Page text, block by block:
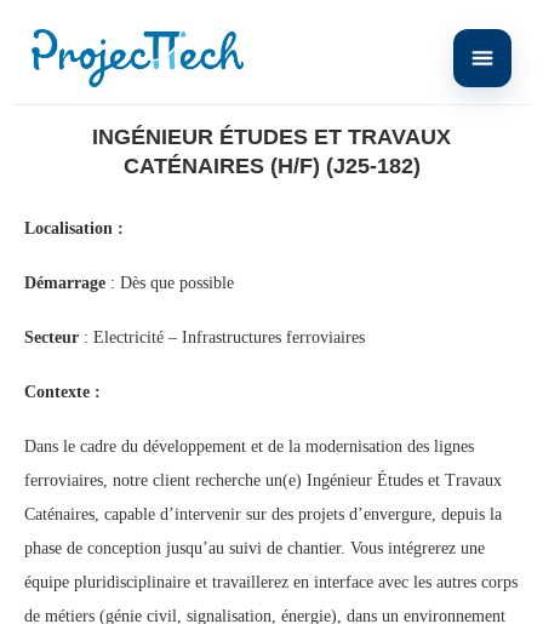
Ingénieur Études et Travaux Caténaires (H/F) (J25-182)
INGÉNIEUR ÉTUDES ET TRAVAUX
CATÉNAIRES (H/F) (J25-182)
Localisation :
Démarrage : Dès que possible
Secteur : Electricité – Infrastructures ferroviaires
Contexte :
Dans le cadre du développement et de la modernisation des lignes
ferroviaires, notre client recherche un(e) Ingénieur Études et Travaux
Caténaires, capable d’intervenir sur des projets d’envergure, depuis la
phase de conception jusqu’au suivi de chantier. Vous intégrerez une
équipe pluridisciplinaire et travaillerez en interface avec les autres corps
de métiers (génie civil, signalisation, énergie), dans un environnement